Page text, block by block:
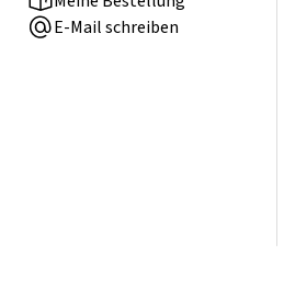
E-Mail schreiben